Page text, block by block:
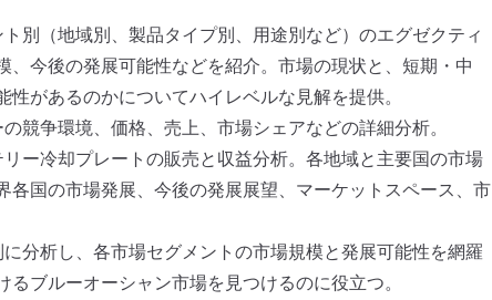
別（地域別、製品タイプ別、用途別など）のエグゼクティ
今後の発展可能性などを紹介。市場の現状と、短期・中
があるのかについてハイレベルな見解を提供。
競争環境、価格、売上、市場シェアなどの詳細分析。
ー冷却プレートの販売と収益分析。各地域と主要国の市場
各国の市場発展、今後の発展展望、マーケットスペース、市
分析し、各市場セグメントの市場規模と発展可能性を網羅
ブルーオーシャン市場を見つけるのに役立つ。